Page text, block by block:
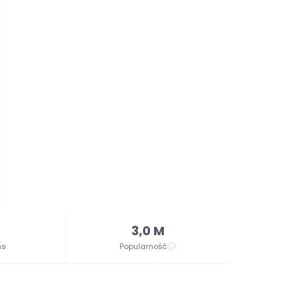
3,0 M
Popularność